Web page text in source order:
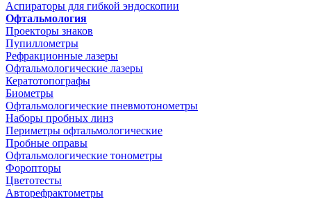
Аспираторы для гибкой эндоскопии
Офтальмология
Проекторы знаков
Пупиллометры
Рефракционные лазеры
Офтальмологические лазеры
Кератотопографы
Биометры
Офтальмологические пневмотонометры
Наборы пробных линз
Периметры офтальмологические
Пробные оправы
Офтальмологические тонометры
Форопторы
Цветотесты
Авторефрактометры